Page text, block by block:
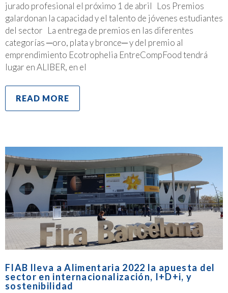
jurado profesional el próximo 1 de abril Los Premios
galardonan la capacidad y el talento de jóvenes estudiantes
del sector La entrega de premios en las diferentes
categorías ─oro, plata y bronce─ y del premio al
emprendimiento Ecotrophelia EntreCompFood tendrá
lugar en ALIBER, en el
READ MORE
FIAB lleva a Alimentaria 2022 la apuesta del
sector en internacionalización, I+D+i, y
sostenibilidad